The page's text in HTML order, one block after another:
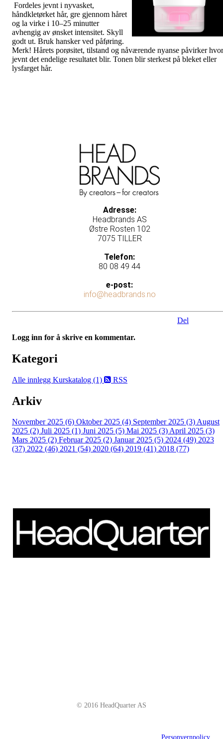
Fordeles jevnt i nyvasket,
håndkletørket hår, gre gjennom håret
og la virke i 10–25 minutter
avhengig av ønsket intensitet. Skyll
godt ut. Bruk hansker ved påføring.
Merk! Hårets porøsitet, tilstand og nåværende nyanse påvirker hvor
jevnt det endelige resultatet blir. Tonen blir sterkest på bleket eller
lysfarget hår.
Adresse:
Headbrands AS
Østre Rosten 102
7075 TILLER
Telefon:
80 08 49 44
e-post:
info@headbrands.no
Del
Logg inn for å skrive en kommentar.
Kategori
Alle innlegg Kurskatalog (1) RSS
Arkiv
November 2025 (6) Oktober 2025 (4) September 2025 (3)August
2025 (2) Juli 2025 (1) Juni 2025 (5) Mai 2025 (3)April 2025 (3)
Mars 2025 (2) Februar 2025 (2) Januar 2025 (5) 2024 (49) 2023
(37) 2022 (46) 2021 (54) 2020 (64) 2019 (41) 2018 (77)
© 2016 HeadQuarter AS
Personvernpolicy